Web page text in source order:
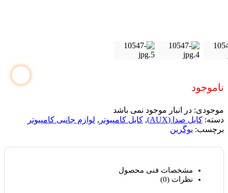
ناموجود
موجودی: در انبار موجود نمی باشد
دسته: کابل صدا (AUX) , کابل کامپیوتر , لوازم جانبی کامپیوتر
برچسب: یوگرین
مشخصات فنی محصول
نظرات (0)